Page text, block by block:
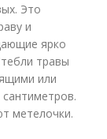
Это
и
ярко
травы
или
метелочки.